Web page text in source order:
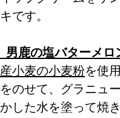
です。
男鹿の塩バターメロ
小麦の小麦粉を使
のせて、グラニュ
した水を塗って焼